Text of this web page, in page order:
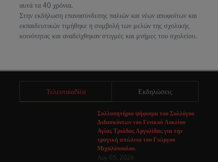
αυτά τα 40 χρόνια.
Στην εκδήλωση επανασύνδεσης παλιών και νέων αποφοίτων και
εκπαιδευτικών τιμήθηκε η συμβολή των μελών της σχολικής
κοινότητας και αναδείχθηκαν στιγμές και μνήμες του σχολείου.
ΤελευταίαΝέα Εκδηλώσεις
Συλλυπητήριο ψήφισμα του Συλλόγου
Διδασκόντων του Γενικού Λυκείου
Αγίας Τριάδας Αργολίδας για την
τραγική απώλεια του Γιώργου
Μιχαλόπουλου.
Αυγ 05, 2026